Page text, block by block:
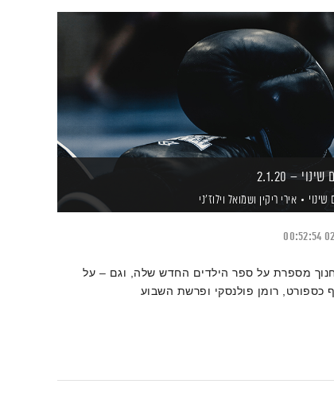
– 2.1.20
אירי ריקין ושמואל וילוז'ני
00:52:54
חנוך מספרת על ספר הילדים החדש שלה, וגם – על
כספורט, רומן פולנסקי ופרשת השבוע